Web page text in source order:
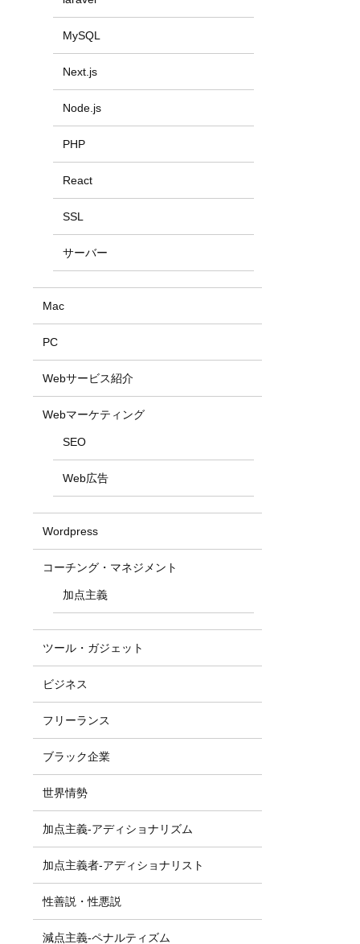
MySQL
Next.js
Node.js
PHP
React
SSL
サーバー
Mac
PC
Webサービス紹介
Webマーケティング
SEO
Web広告
Wordpress
コーチング・マネジメント
加点主義
ツール・ガジェット
ビジネス
フリーランス
ブラック企業
世界情勢
加点主義-アディショナリズム
加点主義者-アディショナリスト
性善説・性悪説
減点主義-ペナルティズム